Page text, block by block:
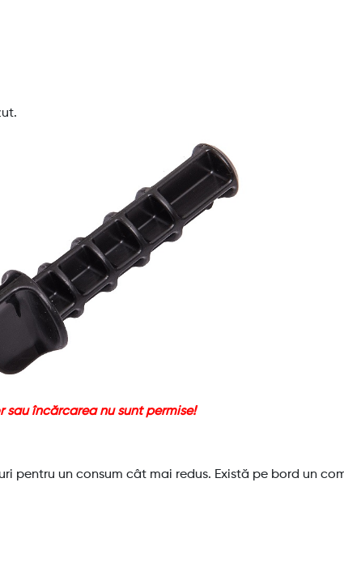
încărcarea nu sunt permise!
pentru un consum cât mai redus. Există pe bord un